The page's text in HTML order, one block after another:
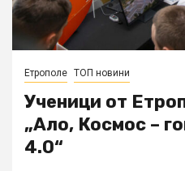
Етрополе ТОП новини
Ученици от
„Ало, Космос –
4.0“